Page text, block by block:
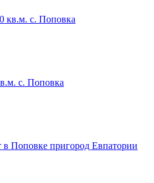
кв.м. с. Поповка
с. Поповка
Поповке пригород Евпатории